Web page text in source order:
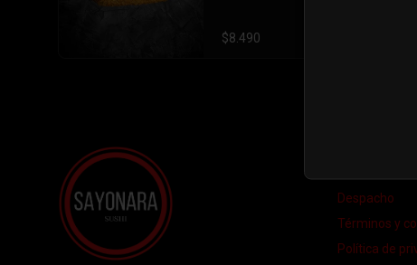
$8.490
Despacho
Términos y
Política de